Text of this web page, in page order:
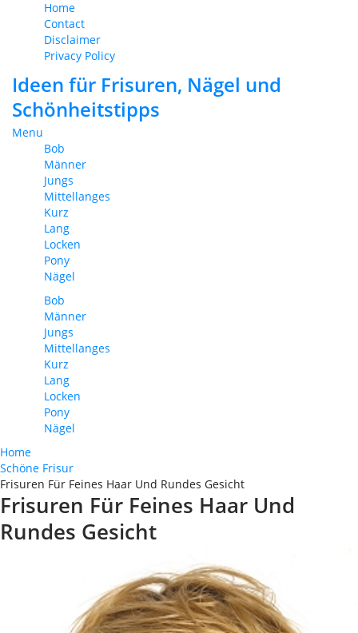
Home
Contact
Disclaimer
Privacy Policy
Ideen für Frisuren, Nägel und
Schönheitstipps
Menu
Bob
Männer
Jungs
Mittellanges
Kurz
Lang
Locken
Pony
Nägel
Bob
Männer
Jungs
Mittellanges
Kurz
Lang
Locken
Pony
Nägel
Home
Schöne Frisur
Frisuren Für Feines Haar Und Rundes Gesicht
Frisuren Für Feines Haar Und
Rundes Gesicht